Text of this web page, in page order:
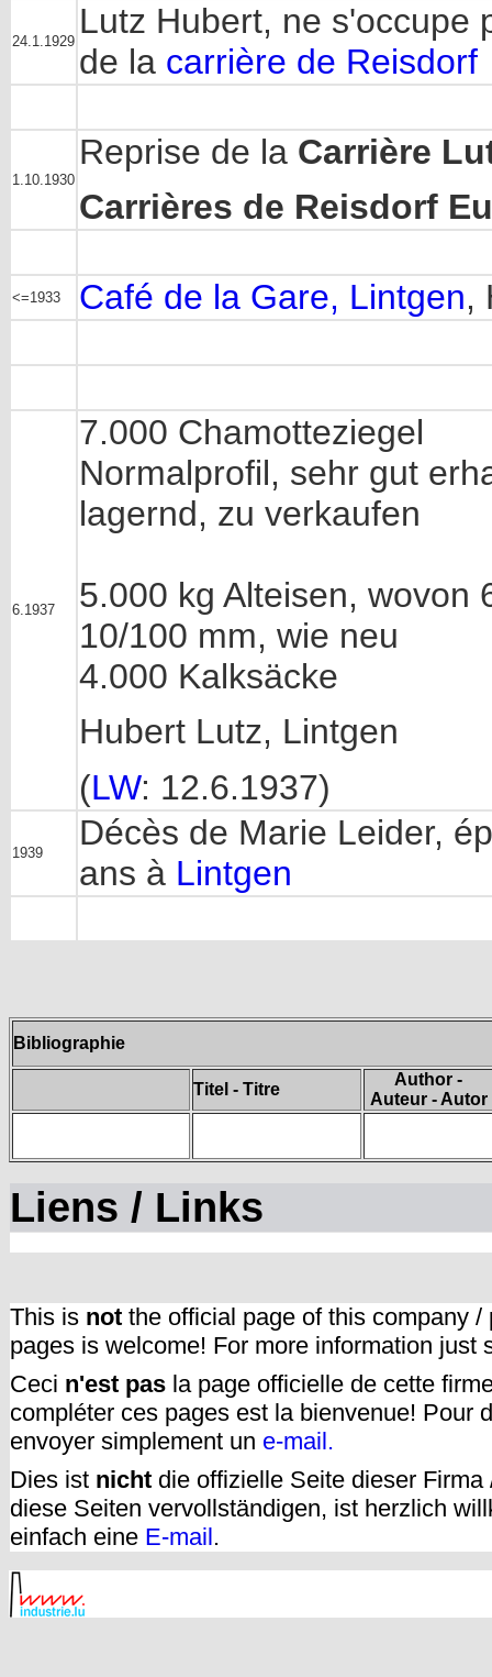
24.1.1929
Lutz Hubert, ne s'occupe
de la carrière de Reisdorf
1.10.1930
Reprise de la Carrière
Carrières de Reisdorf
<=1933 Café de la Gare, Lintgen,
6.1937
7.000 Chamotteziegel
Normalprofil, sehr gut
lagernd, zu verkaufen
5.000 kg Alteisen, wovon
10/100 mm, wie neu
4.000 Kalksäcke
Hubert Lutz, Lintgen
(LW: 12.6.1937)
1939
Décès de Marie Leider,
ans à Lintgen
Bibliographie
Titel - Titre
Author -
Auteur - Autor
Liens / Links
This is not the official page of this company
pages is welcome! For more information just
Ceci n'est pas la page officielle de cette
compléter ces pages est la bienvenue! Pour
envoyer simplement un e-mail.
Dies ist nicht die offizielle Seite dieser
diese Seiten vervollständigen, ist herzlich
einfach eine E-mail.